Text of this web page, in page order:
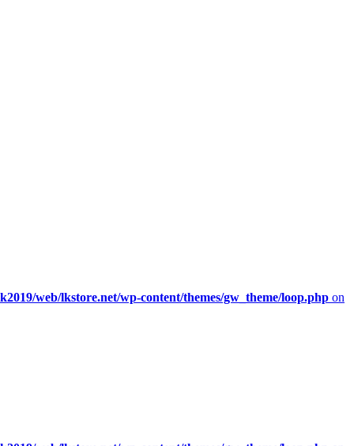
web/lkstore.net/wp-content/themes/gw_theme/loop.php on